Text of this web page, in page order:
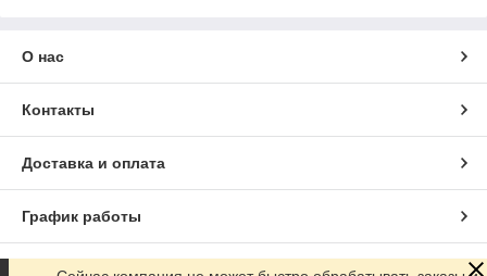
О нас
Контакты
Доставка и оплата
График работы
Полная версия сайта